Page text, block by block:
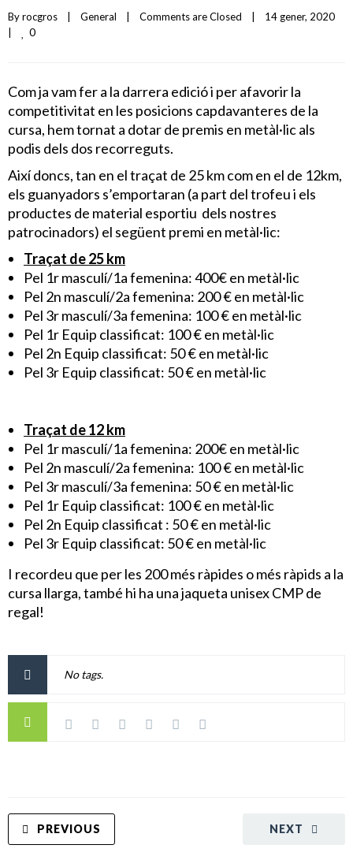
By rocgros | General | Comments are Closed |
|
0
Com ja vam fer a la darrera edició i per afavorir la
competitivitat en les posicions capdavanteres de la
cursa, hem tornat a dotar de premis en metàl·lic als
podis dels dos recorreguts.
Així doncs, tan en el traçat de 25 km com en el de 12km,
els guanyadors s’emportaran (a part del trofeu i els
productes de material esportiu dels nostres
patrocinadors) el següent premi en metàl·lic:
Traçat de 25 km
Pel 1r masculí/1a femenina: 400€ en metàl·lic
Pel 2n masculí/2a femenina: 200 € en metàl·lic
Pel 3r masculí/3a femenina: 100 € en metàl·lic
Pel 1r Equip classificat: 100 € en metàl·lic
Pel 2n Equip classificat: 50 € en metàl·lic
Pel 3r Equip classificat: 50 € en metàl·lic
Traçat de 12 km
Pel 1r masculí/1a femenina: 200€ en metàl·lic
Pel 2n masculí/2a femenina: 100 € en metàl·lic
Pel 3r masculí/3a femenina: 50 € en metàl·lic
Pel 1r Equip classificat: 100 € en metàl·lic
Pel 2n Equip classificat : 50 € en metàl·lic
Pel 3r Equip classificat: 50 € en metàl·lic
I recordeu que per les 200 més ràpides o més ràpids a la
cursa llarga, també hi ha una jaqueta unisex CMP de
regal!
No tags.
NEXT
PREVIOUS